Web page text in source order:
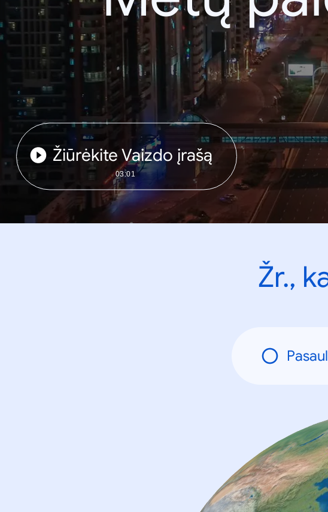
Žiūrėkite Vaizdo įrašą
03:01
Žr.,